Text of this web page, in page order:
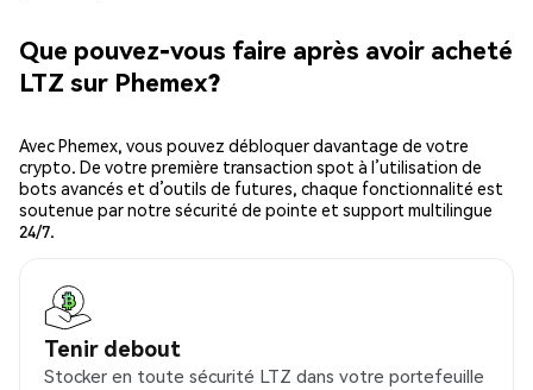
Que pouvez-vous faire après avoir acheté
LTZ sur Phemex?
Avec Phemex, vous pouvez débloquer davantage de votre
crypto. De votre première transaction spot à l’utilisation de
bots avancés et d’outils de futures, chaque fonctionnalité est
soutenue par notre sécurité de pointe et support multilingue
24/7.
Tenir debout
Stocker en toute sécurité LTZ dans votre portefeuille